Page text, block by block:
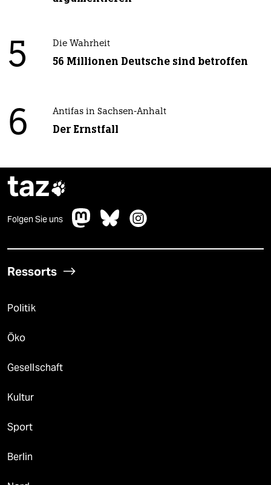
5 Die Wahrheit
56 Millionen Deutsche sind betroffen
6 Antifas in Sachsen-Anhalt
Der Ernstfall
taz
Folgen Sie uns
Ressorts
Politik
Öko
Gesellschaft
Kultur
Sport
Berlin